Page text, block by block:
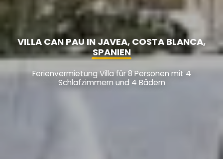
VILLA CAN PAU IN JAVEA, COSTA BLANCA,
SPANIEN
Ferienvermietung Villa für 8 Personen mit 4
Schlafzimmern und 4 Bädern